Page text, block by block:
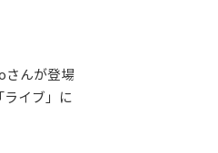
さんが登場
イブ」に